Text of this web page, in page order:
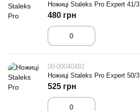
Ножиці Staleks Pro Expert 41/3
480 грн
00-00040492
Ножиці Staleks Pro Expert 50/3
525 грн